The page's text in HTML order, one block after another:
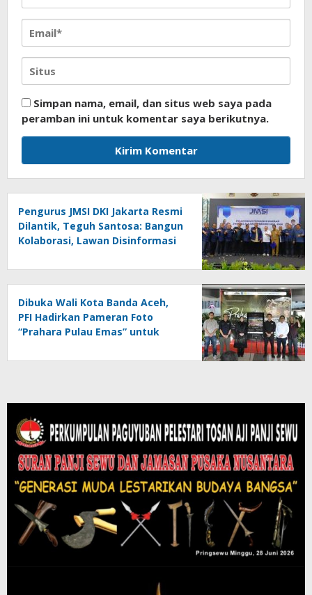
Simpan nama, email, dan situs web saya pada
peramban ini untuk komentar saya berikutnya.
Pengurus JMSI DKI Jakarta Resmi
Dilantik, Teguh Santosa: Bangun
Kolaborasi, Lawan Disinformasi
Dibuka Wali Kota Banda Aceh,
PFI Hadirkan Pameran Foto
“Prahara Pulau Emas” untuk